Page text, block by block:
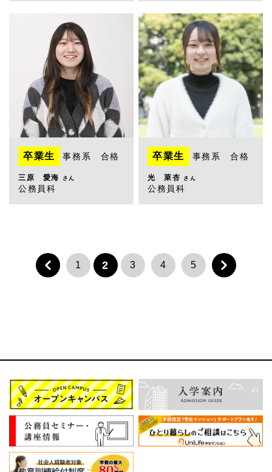
卒業生 事務系 合格
三原 愛海 さん
公務員科
卒業生 事務系 合格
光 萊杏 さん
公務員科
« 1 2 3 4 5